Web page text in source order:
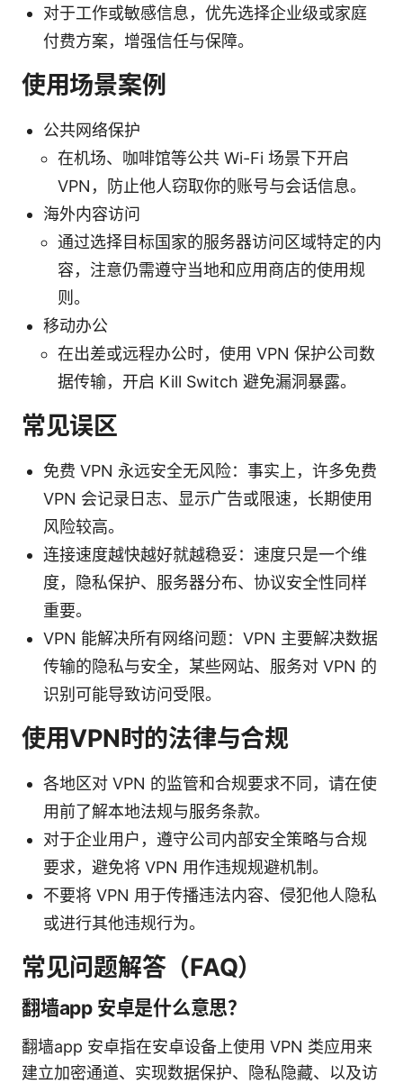
对于工作或敏感信息，优先选择企业级或家庭
付费方案，增强信任与保障。
使用场景案例
公共网络保护
在机场、咖啡馆等公共 Wi-Fi 场景下开启
VPN，防止他人窃取你的账号与会话信息。
海外内容访问
通过选择目标国家的服务器访问区域特定的内
容，注意仍需遵守当地和应用商店的使用规
则。
移动办公
在出差或远程办公时，使用 VPN 保护公司数
据传输，开启 Kill Switch 避免漏洞暴露。
常见误区
免费 VPN 永远安全无风险：事实上，许多免费
VPN 会记录日志、显示广告或限速，长期使用
风险较高。
连接速度越快越好就越稳妥：速度只是一个维
度，隐私保护、服务器分布、协议安全性同样
重要。
VPN 能解决所有网络问题：VPN 主要解决数据
传输的隐私与安全，某些网站、服务对 VPN 的
识别可能导致访问受限。
使用VPN时的法律与合规
各地区对 VPN 的监管和合规要求不同，请在使
用前了解本地法规与服务条款。
对于企业用户，遵守公司内部安全策略与合规
要求，避免将 VPN 用作违规规避机制。
不要将 VPN 用于传播违法内容、侵犯他人隐私
或进行其他违规行为。
常见问题解答（FAQ）
翻墙app 安卓是什么意思？
翻墙app 安卓指在安卓设备上使用 VPN 类应用来
建立加密通道、实现数据保护、隐私隐藏、以及访